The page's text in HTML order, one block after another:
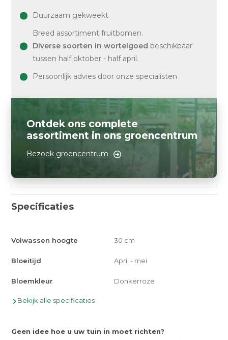
Duurzaam gekweekt
Breed assortiment fruitbomen.
Diverse soorten in wortelgoed beschikbaar
tussen half oktober - half april.
Persoonlijk advies door onze specialisten
Ontdek ons complete
assortiment in ons groencentrum
Bezoek groencentrum
Specificaties
Volwassen hoogte 30 cm
Bloeitijd April - mei
Bloemkleur Donkerroze
Bekijk alle specificaties
Geen idee hoe u uw tuin in moet richten?